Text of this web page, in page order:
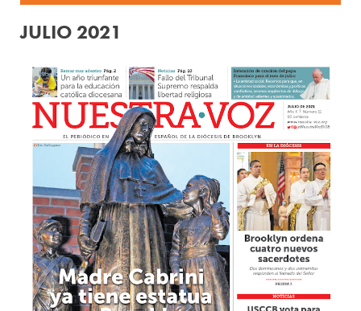
JULIO 2021